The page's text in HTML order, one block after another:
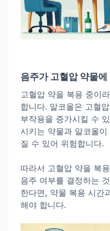
음주가 고혈압 약물
고혈압 약을 복용 중이
합니다. 알코올은 고혈
부작용을 증가시킬 수
시키는 약물과 알코올
질 수 있어 위험합니다.
따라서 고혈압 약을 복
음주 여부를 결정하는
한다면, 약물 복용 시간
해야 합니다.